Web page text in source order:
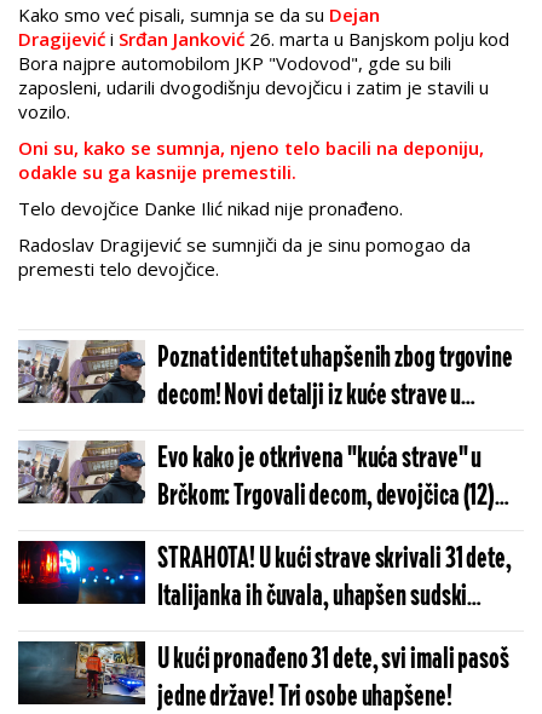
Kako smo već pisali, sumnja se da su Dejan
Dragijević i Srđan Janković 26. marta u Banjskom polju kod
Bora najpre automobilom JKP "Vodovod", gde su bili
zaposleni, udarili dvogodišnju devojčicu i zatim je stavili u
vozilo.
Oni su, kako se sumnja, njeno telo bacili na deponiju,
odakle su ga kasnije premestili.
Telo devojčice Danke Ilić nikad nije pronađeno.
Radoslav Dragijević se sumnjiči da je sinu pomogao da
premesti telo devojčice.
Poznat identitet uhapšenih zbog trgovine
decom! Novi detalji iz kuće strave u
Brčkom (FOTO)
Evo kako je otkrivena "kuća strave" u
Brčkom: Trgovali decom, devojčica (12)
jedva pobegla i zvala policiju! (FOTO)
STRAHOTA! U kući strave skrivali 31 dete,
Italijanka ih čuvala, uhapšen sudski
policajac! Jezivo otkriće u Brčkom!
U kući pronađeno 31 dete, svi imali pasoš
jedne države! Tri osobe uhapšene!